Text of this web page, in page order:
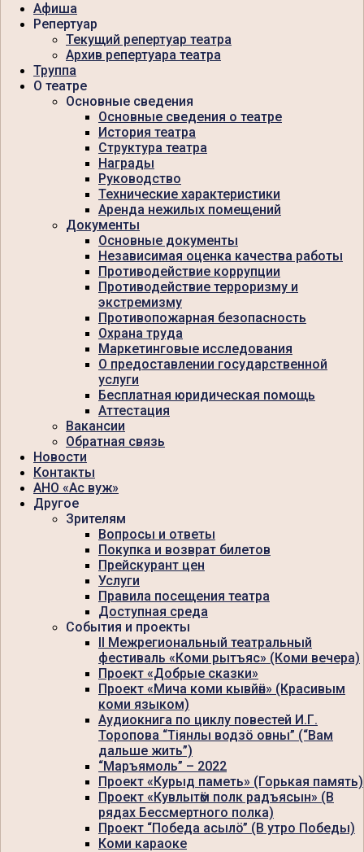
Афиша
Репертуар
Текущий репертуар театра
Архив репертуара театра
Труппа
О театре
Основные сведения
Основные сведения о театре
История театра
Структура театра
Награды
Руководство
Технические характеристики
Аренда нежилых помещений
Документы
Основные документы
Независимая оценка качества работы
Противодействие коррупции
Противодействие терроризму и
экстремизму
Противопожарная безопасность
Охрана труда
Маркетинговые исследования
О предоставлении государственной
услуги
Бесплатная юридическая помощь
Аттестация
Вакансии
Обратная связь
Новости
Контакты
АНО «Ас вуж»
Другое
Зрителям
Вопросы и ответы
Покупка и возврат билетов
Прейскурант цен
Услуги
Правила посещения театра
Доступная среда
События и проекты
II Межрегиональный театральный
фестиваль «Коми рытъяс» (Коми вечера)
Проект «Добрые сказки»
Проект «Мича коми кывйӧн» (Красивым
коми языком)
Аудиокнига по циклу повестей И.Г.
Торопова “Тiянлы водзö овны” (“Вам
дальше жить”)
“Маръямоль” – 2022
Проект «Курыд паметь» (Горькая память)
Проект «Кувлытӧм полк радъясын» (В
рядах Бессмертного полка)
Проект “Победа асылö” (В утро Победы)
Коми караоке